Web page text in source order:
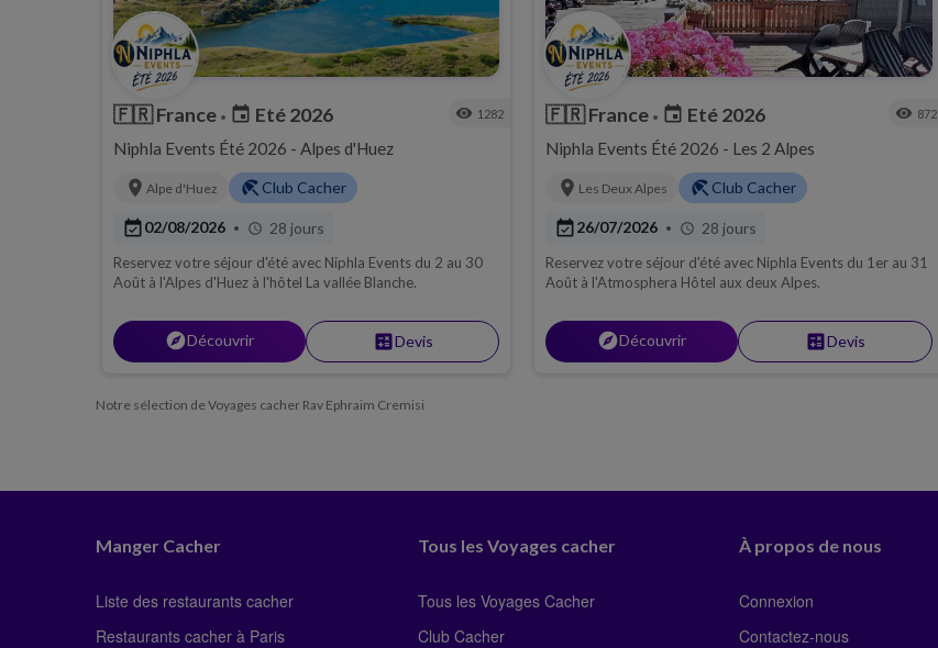
🇫🇷France • event Eté 2026 visibility 1282
Niphla Events Été 2026 - Alpes d'Huez
location_on Alpe d'Huez beach_access Club Cacher
event_available02/08/2026 • schedule 28 jours
Reservez votre séjour d'été avec Niphla Events du 2 au 30
Août à l'Alpes d'Huez à l'hôtel La vallée Blanche.
exploreDécouvrir calculateDevis
🇫🇷France • event Eté 2026 visibility 872
Niphla Events Été 2026 - Les 2 Alpes
location_on Les Deux Alpes beach_access Club Cacher
event_available26/07/2026 • schedule 28 jours
Reservez votre séjour d'été avec Niphla Events du 1er au 31
Août à l'Atmosphera Hôtel aux deux Alpes.
exploreDécouvrir calculateDevis
Notre sélection de Voyages cacher Rav Ephraim Cremisi
Manger Cacher
Liste des restaurants cacher
Restaurants cacher à Paris
Tous les Voyages cacher
Tous les Voyages Cacher
Club Cacher
À propos de nous
Connexion
Contactez-nous